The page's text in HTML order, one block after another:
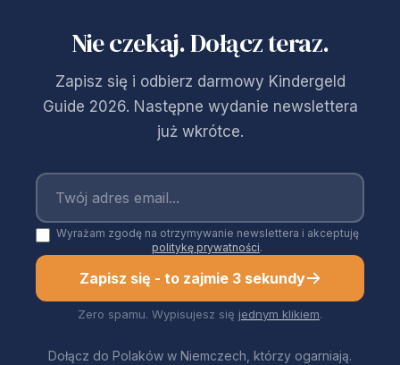
Nie czekaj. Dołącz teraz.
Zapisz się i odbierz darmowy Kindergeld
Guide 2026. Następne wydanie newslettera
już wkrótce.
Wyrażam zgodę na otrzymywanie newslettera i akceptuję
politykę prywatności.
Zapisz się - to zajmie 3 sekundy
Zero spamu. Wypisujesz się jednym klikiem.
Dołącz do Polaków w Niemczech, którzy ogarniają.